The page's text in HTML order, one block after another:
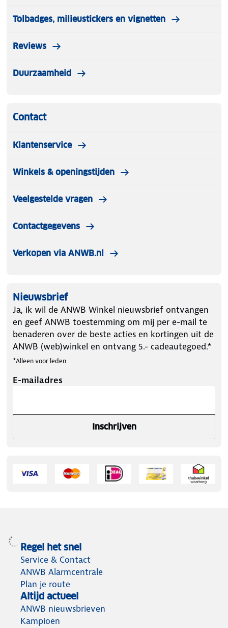
Tolbadges, milieustickers en vignetten
Reviews
Duurzaamheid
Contact
Klantenservice
Winkels & openingstijden
Veelgestelde vragen
Contactgegevens
Verkopen via ANWB.nl
Nieuwsbrief
Ja, ik wil de ANWB Winkel nieuwsbrief ontvangen
en geef ANWB toestemming om mij per e-mail te
benaderen over de beste acties en kortingen uit de
ANWB (web)winkel en ontvang 5.- cadeautegoed.*
*Alleen voor leden
E-mailadres
Inschrijven
Regel het snel
Service & Contact
ANWB Alarmcentrale
Plan je route
Altijd actueel
ANWB nieuwsbrieven
Kampioen